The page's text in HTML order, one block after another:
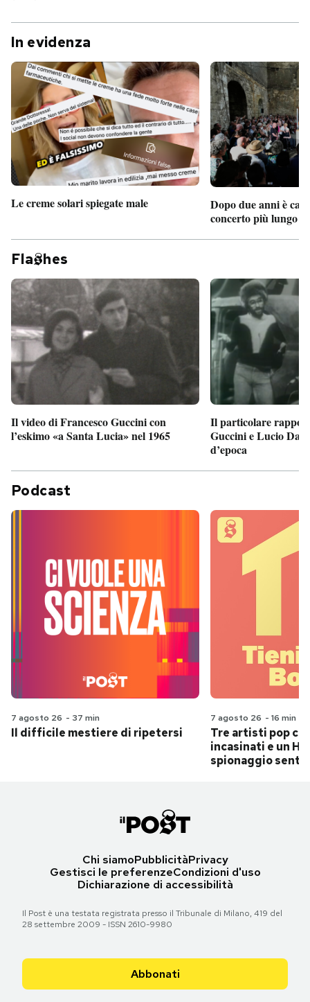
In evidenza
Le creme solari spiegate male
Dopo due anni è
concerto più lungo
Fla hes
Il video di Francesco Guccini con
l’eskimo «a Santa Lucia» nel 1965
Il particolare
Guccini e Lucio
d’epoca
Podcast
7 agosto 26 - 37 min
Il difficile mestiere di ripetersi
7 agosto 26 - 16 min
Tre artisti pop
incasinati e un
spionaggio
Chi siamoPubblicitàPrivacy
Gestisci le preferenzeCondizioni d'uso
Dichiarazione di accessibilità
Il Post è una testata registrata presso il Tribunale di Milano, 419 del
28 settembre 2009 - ISSN 2610-9980
Abbonati